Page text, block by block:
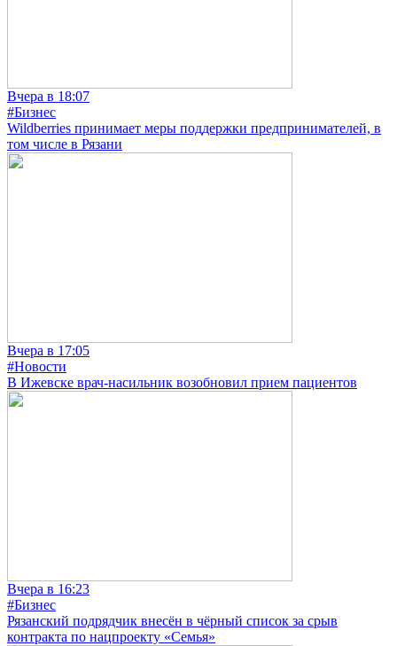
Вчера в 18:07
#Бизнес
Wildberries принимает меры поддержки предпринимателей, в
том числе в Рязани
Вчера в 17:05
#Новости
В Ижевске врач-насильник возобновил прием пациентов
Вчера в 16:23
#Бизнес
Рязанский подрядчик внесён в чёрный список за срыв
контракта по нацпроекту «Семья»